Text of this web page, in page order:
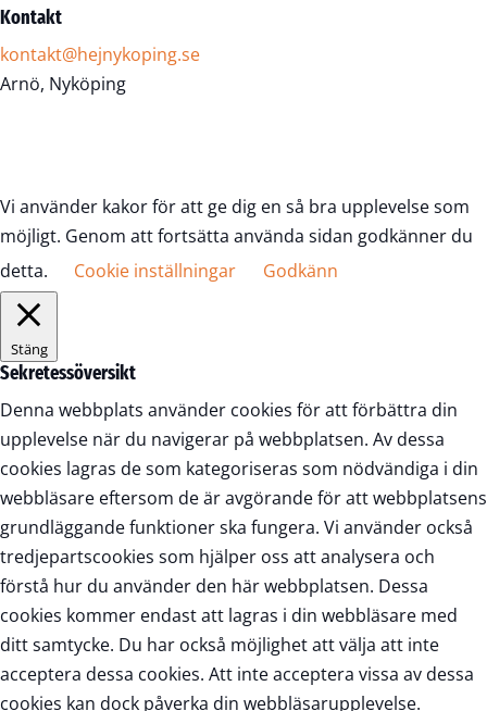
Kontakt
kontakt@hejnykoping.se
Arnö, Nyköping
Vi använder kakor för att ge dig en så bra upplevelse som
möjligt. Genom att fortsätta använda sidan godkänner du
detta.
Cookie inställningar Godkänn
Stäng
Sekretessöversikt
Denna webbplats använder cookies för att förbättra din
upplevelse när du navigerar på webbplatsen. Av dessa
cookies lagras de som kategoriseras som nödvändiga i din
webbläsare eftersom de är avgörande för att webbplatsens
grundläggande funktioner ska fungera. Vi använder också
tredjepartscookies som hjälper oss att analysera och
förstå hur du använder den här webbplatsen. Dessa
cookies kommer endast att lagras i din webbläsare med
ditt samtycke. Du har också möjlighet att välja att inte
acceptera dessa cookies. Att inte acceptera vissa av dessa
cookies kan dock påverka din webbläsarupplevelse.